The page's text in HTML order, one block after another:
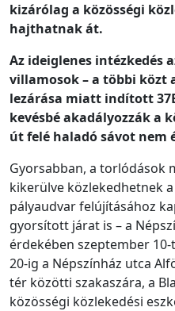
kizárólag a közösségi
hajthatnak át.
Az ideiglenes intézkedés
villamosok – a többi közt
lezárása miatt indított
kevésbé akadályozzák a
út felé haladó sávot nem
Gyorsabban, a torlódások
kikerülve közlekedhetnek
pályaudvar felújításához
gyorsított járat is – a
érdekében szeptember
20-ig a Népszínház utca
tér közötti szakaszára, a
közösségi közlekedési